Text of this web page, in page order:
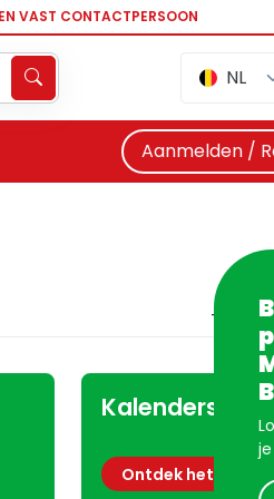
VAST CONTACTPERSOON
NL
Aanmelden /
Kalenders
Ontdek het